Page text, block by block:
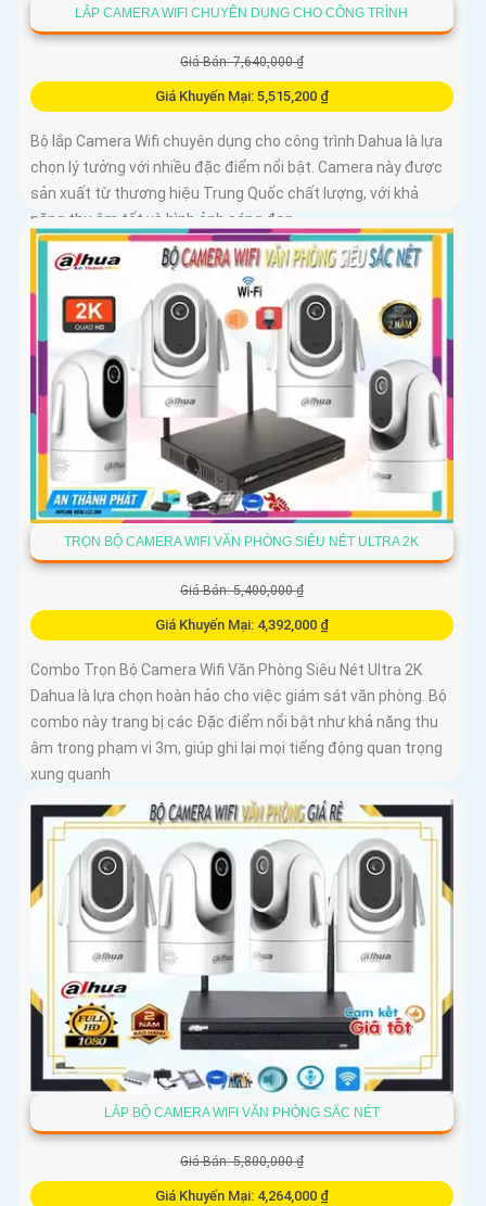
LẮP CAMERA WIFI CHUYÊN DỤNG CHO CÔNG TRÌNH
Giá Bán: 7,640,000 ₫
Giá Khuyến Mại: 5,515,200 ₫
Bộ lắp Camera Wifi chuyên dụng cho công trình Dahua là lựa
chọn lý tưởng với nhiều đặc điểm nổi bật. Camera này được
sản xuất từ thương hiệu Trung Quốc chất lượng, với khả
năng thu âm tốt và hình ảnh sáng đẹp
TRỌN BỘ CAMERA WIFI VĂN PHÒNG SIÊU NÉT ULTRA 2K
Giá Bán: 5,400,000 ₫
Giá Khuyến Mại: 4,392,000 ₫
Combo Trọn Bộ Camera Wifi Văn Phòng Siêu Nét Ultra 2K
Dahua là lựa chọn hoàn hảo cho việc giám sát văn phòng. Bộ
combo này trang bị các Đặc điểm nổi bật như khả năng thu
âm trong phạm vi 3m, giúp ghi lại mọi tiếng động quan trọng
xung quanh
LẮP BỘ CAMERA WIFI VĂN PHÒNG SẮC NÉT
Giá Bán: 5,800,000 ₫
Giá Khuyến Mại: 4,264,000 ₫